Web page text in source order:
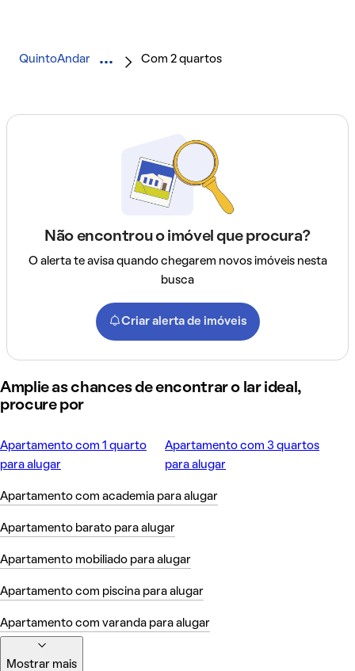
QuintoAndar Com 2 quartos
Não encontrou o imóvel que procura?
O alerta te avisa quando chegarem novos imóveis nesta
busca
Criar alerta de imóveis
Amplie as chances de encontrar o lar ideal,
procure por
Apartamento com 1 quarto
para alugar
Apartamento com 3 quartos
para alugar
Apartamento com academia para alugar
Apartamento barato para alugar
Apartamento mobiliado para alugar
Apartamento com piscina para alugar
Apartamento com varanda para alugar
Mostrar mais